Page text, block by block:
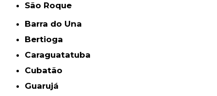
São Roque
Barra do Una
Bertioga
Caraguatatuba
Cubatão
Guarujá